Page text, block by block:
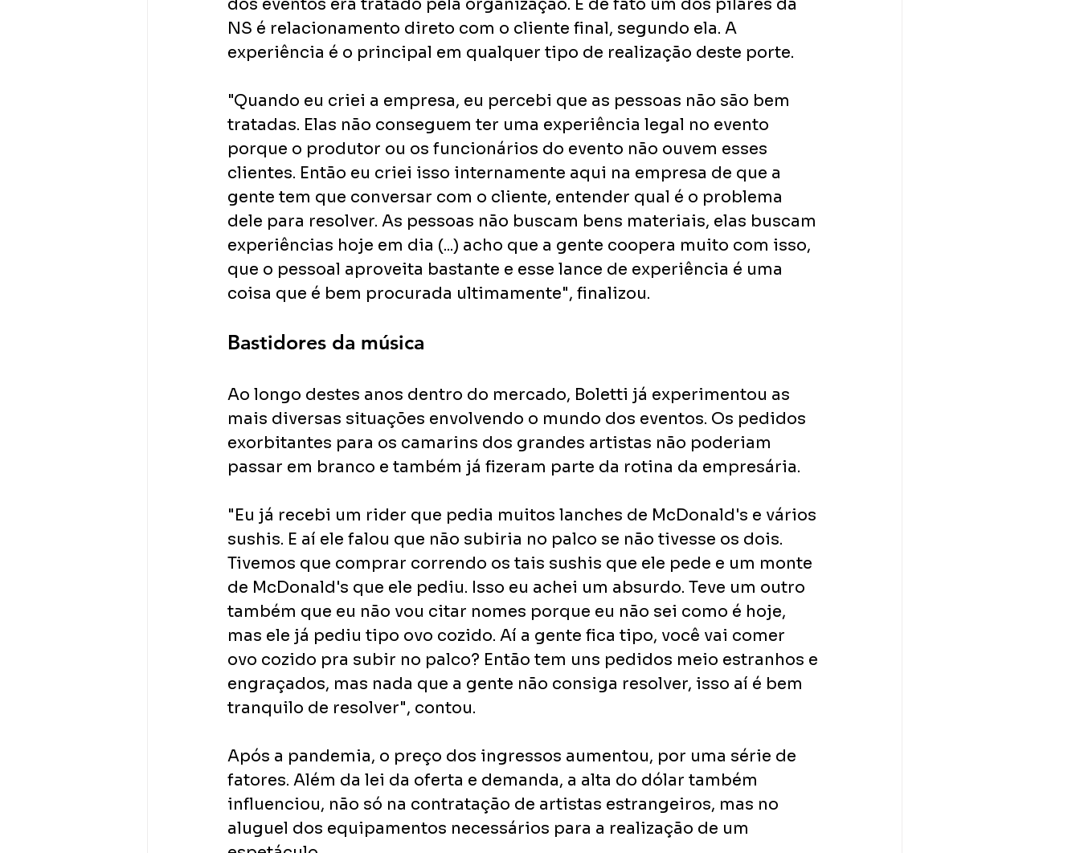
dos eventos era tratado pela organização. E de fato um dos pilares da
NS é relacionamento direto com o cliente final, segundo ela. A
experiência é o principal em qualquer tipo de realização deste porte.
"Quando eu criei a empresa, eu percebi que as pessoas não são bem
tratadas. Elas não conseguem ter uma experiência legal no evento
porque o produtor ou os funcionários do evento não ouvem esses
clientes. Então eu criei isso internamente aqui na empresa de que a
gente tem que conversar com o cliente, entender qual é o problema
dele para resolver. As pessoas não buscam bens materiais, elas buscam
experiências hoje em dia (...) acho que a gente coopera muito com isso,
que o pessoal aproveita bastante e esse lance de experiência é uma
coisa que é bem procurada ultimamente", finalizou.
Bastidores da música
Ao longo destes anos dentro do mercado, Boletti já experimentou as
mais diversas situações envolvendo o mundo dos eventos. Os pedidos
exorbitantes para os camarins dos grandes artistas não poderiam
passar em branco e também já fizeram parte da rotina da empresária.
"Eu já recebi um rider que pedia muitos lanches de McDonald's e vários
sushis. E aí ele falou que não subiria no palco se não tivesse os dois.
Tivemos que comprar correndo os tais sushis que ele pede e um monte
de McDonald's que ele pediu. Isso eu achei um absurdo. Teve um outro
também que eu não vou citar nomes porque eu não sei como é hoje,
mas ele já pediu tipo ovo cozido. Aí a gente fica tipo, você vai comer
ovo cozido pra subir no palco? Então tem uns pedidos meio estranhos e
engraçados, mas nada que a gente não consiga resolver, isso aí é bem
tranquilo de resolver", contou.
Após a pandemia, o preço dos ingressos aumentou, por uma série de
fatores. Além da lei da oferta e demanda, a alta do dólar também
influenciou, não só na contratação de artistas estrangeiros, mas no
aluguel dos equipamentos necessários para a realização de um